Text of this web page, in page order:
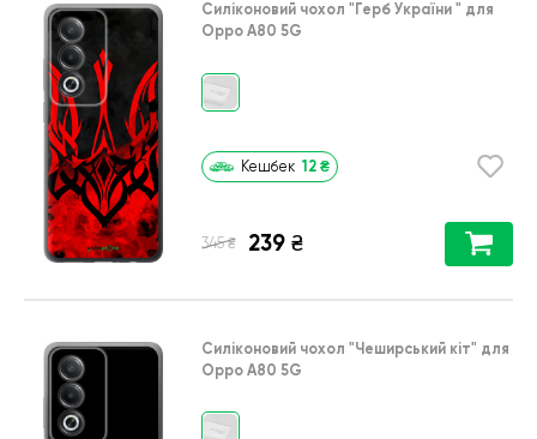
Силіконовий чохол "Герб України " для
Oppo A80 5G
Кешбек 12 ₴
345 ₴ 239 ₴
Силіконовий чохол "Чеширський кіт" для
Oppo A80 5G